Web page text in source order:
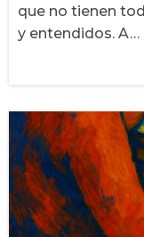
que no tienen
y entendidos. A…